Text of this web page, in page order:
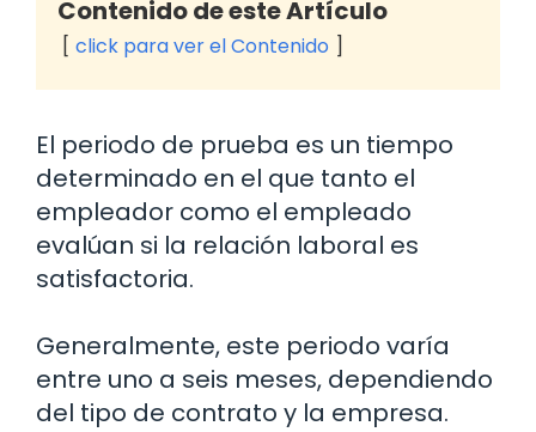
Contenido de este Artículo
click para ver el Contenido
El periodo de prueba es un tiempo
determinado en el que tanto el
empleador como el empleado
evalúan si la relación laboral es
satisfactoria.
Generalmente, este periodo varía
entre uno a seis meses, dependiendo
del tipo de contrato y la empresa.